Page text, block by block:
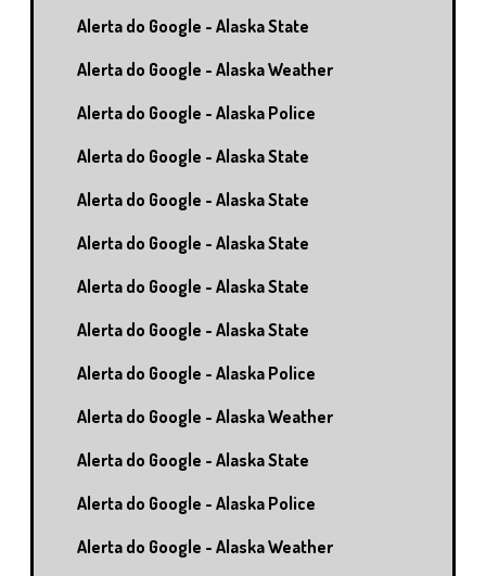
Alerta do Google - Alaska State
Alerta do Google - Alaska Weather
Alerta do Google - Alaska Police
Alerta do Google - Alaska State
Alerta do Google - Alaska State
Alerta do Google - Alaska State
Alerta do Google - Alaska State
Alerta do Google - Alaska State
Alerta do Google - Alaska Police
Alerta do Google - Alaska Weather
Alerta do Google - Alaska State
Alerta do Google - Alaska Police
Alerta do Google - Alaska Weather